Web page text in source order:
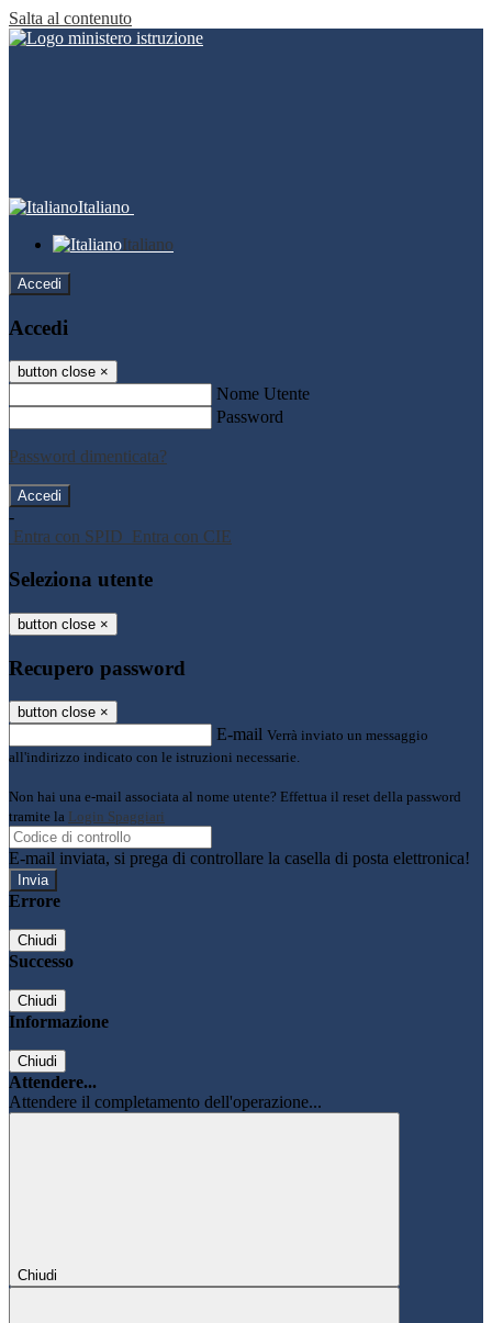
Salta al contenuto
Italiano
Italiano
Accedi
Accedi
button close ×
Nome Utente
Password
Password dimenticata?
-
Entra con SPID Entra con CIE
Seleziona utente
button close ×
Recupero password
button close ×
E-mail Verrà inviato un messaggio
all'indirizzo indicato con le istruzioni necessarie.
Non hai una e-mail associata al nome utente? Effettua il reset della password
tramite la Login Spaggiari
E-mail inviata, si prega di controllare la casella di posta elettronica!
Errore
Chiudi
Successo
Chiudi
Informazione
Chiudi
Attendere...
Attendere il completamento dell'operazione...
Chiudi